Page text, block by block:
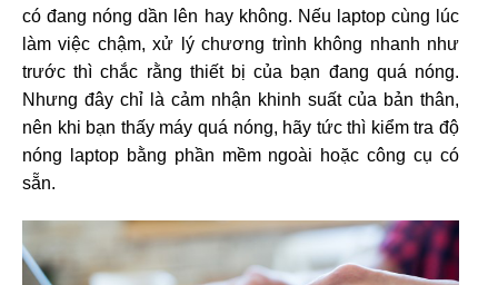
có đang nóng dần lên hay không. Nếu laptop cùng lúc
làm việc chậm, xử lý chương trình không nhanh như
trước thì chắc rằng thiết bị của bạn đang quá nóng.
Nhưng đây chỉ là cảm nhận khinh suất của bản thân,
nên khi bạn thấy máy quá nóng, hãy tức thì kiểm tra độ
nóng laptop bằng phần mềm ngoài hoặc công cụ có
sẵn.